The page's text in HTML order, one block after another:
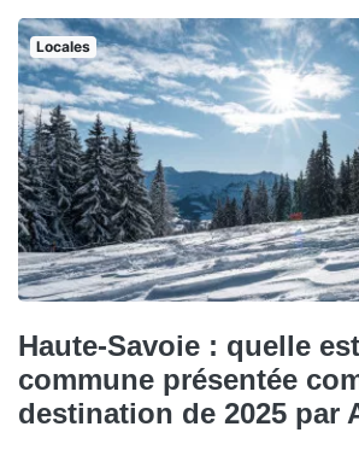
Locales
Haute-Savoie : quelle
commune présentée
destination de 2025 par